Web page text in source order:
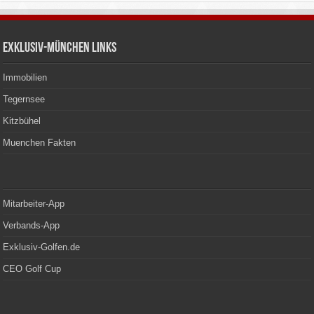
Exklusiv-München Links
Immobilien
Tegernsee
Kitzbühel
Muenchen Fakten
Mitarbeiter-App
Verbands-App
Exklusiv-Golfen.de
CEO Golf Cup